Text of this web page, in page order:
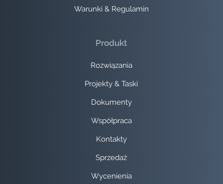
Warunki & Regulamin
Produkt
Rozwiązania
Projekty & Taski
Dokumenty
Współpraca
Kontakty
Sprzedaż
Wycenienia